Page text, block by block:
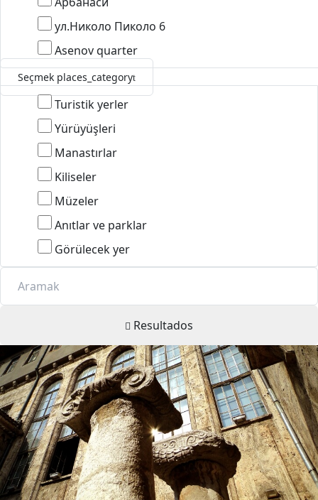
ул.Николо Пиколо 6
Asenov quarter
Seçmek places_category
Turistik yerler
Yürüyüşleri
Manastırlar
Kiliseler
Müzeler
Anıtlar ve parklar
Görülecek yer
Resultados